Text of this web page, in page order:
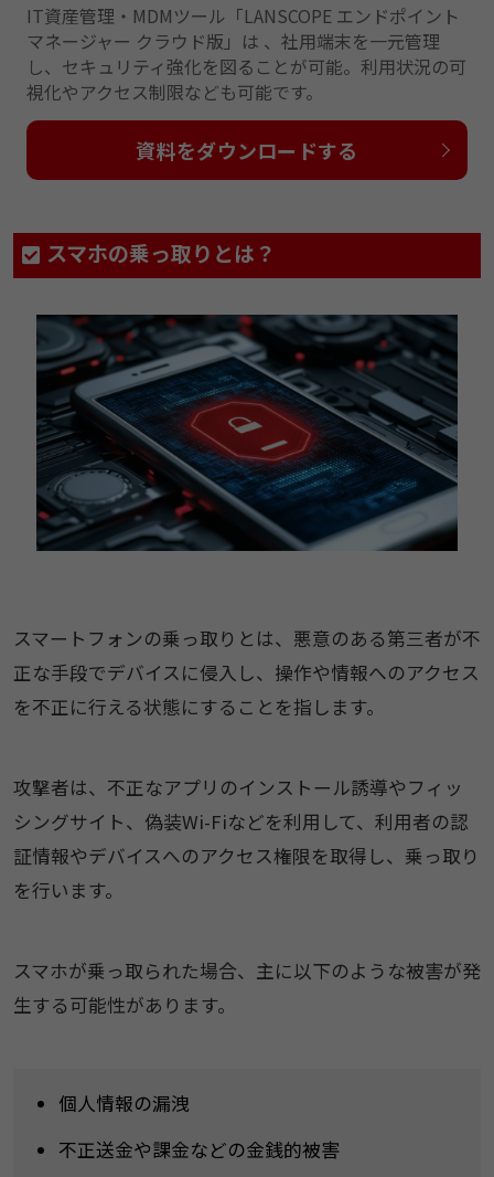
IT資産管理・MDMツール「LANSCOPE エンドポイント
マネージャー クラウド版」は 、社用端末を一元管理
し、セキュリティ強化を図ることが可能。利用状況の可
視化やアクセス制限なども可能です。
資料をダウンロードする
​​スマホの乗っ取りとは？​
スマートフォンの乗っ取りとは、悪意のある第三者が不
正な手段でデバイスに侵入し、操作や情報へのアクセス
を不正に行える状態にすることを指します。
攻撃者は、不正なアプリのインストール誘導やフィッ
シングサイト、偽装Wi-Fiなどを利用して、利用者の認
証情報やデバイスへのアクセス権限を取得し、乗っ取り
を行います。
スマホが乗っ取られた場合、主に以下のような被害が発
生する可能性があります。
個人情報の漏洩
不正送金や課金などの金銭的被害